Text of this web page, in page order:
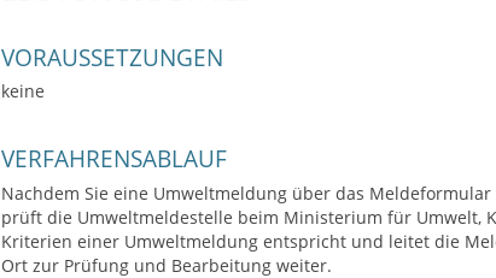
VORAUSSETZUNGEN
keine
VERFAHRENSABLAUF
Nachdem Sie eine Umweltmeldung über das Meldeformular
prüft die Umweltmeldestelle beim Ministerium für Umwelt,
Kriterien einer Umweltmeldung entspricht und leitet die
Ort zur Prüfung und Bearbeitung weiter.